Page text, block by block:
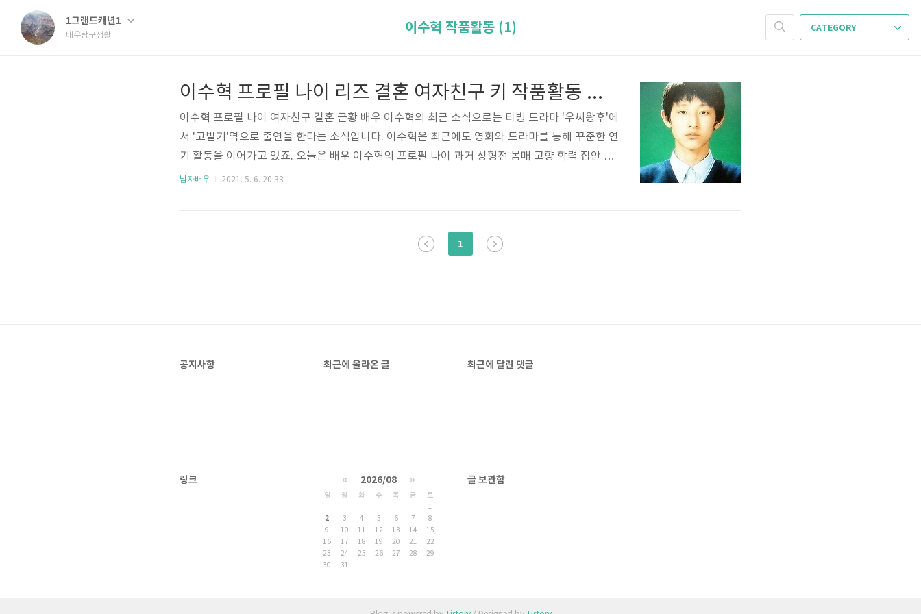
1그랜드캐년1
배우탐구생활
CATEGORY
이수혁 작품활동 (1)
이수혁 프로필 나이 리즈 결혼 여자친구 키 작품활동 필모그래피
이수혁 프로필 나이 여자친구 결혼 근황 배우 이수혁의 최근 소식으로는 티빙 드라마 '우씨왕후'에
서 '고발기'역으로 출연을 한다는 소식입니다. 이수혁은 최근에도 영화와 드라마를 통해 꾸준한 연
기 활동을 이어가고 있죠. 오늘은 배우 이수혁의 프로필 나이 과거 성형전 몸매 고향 학력 집안 부
모 모델 결혼 여자친구 인스타 최근영상 근황 MBTI 작품활동 필모그래피 키 등 여러 정보들을 알
신체 - 키 184cm, 혈액형 AB형 가족 - 부모님, 여동생 학력 - 서경대학교 공연예술학 군대 - 사회
남자배우 2021. 5. 6. 20:33
1
공지사항 최근에 올라온 글 최근에 달린 댓글
링크 « 2026/08 »
일 월 화 수 목 금
토
1
2
3 4 5 6 7
8
9
10 11 12 13 14
15
16
17 18 19 20 21
22
23
24 25 26 27 28
29
30
31
글 보관함